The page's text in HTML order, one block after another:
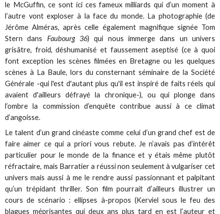
le McGuffin, ce sont ici ces fameux milliards qui d’un moment à
l’autre vont exploser à la face du monde. La photographie (de
Jérôme Alméras, après celle également magnifique signée Tom
Stern dans Faubourg 36) qui nous immerge dans un univers
grisâtre, froid, déshumanisé et faussement aseptisé (ce à quoi
font exception les scènes filmées en Bretagne ou les quelques
scènes à La Baule, lors du consternant séminaire de la Société
Générale -qui l'est d'autant plus qu'il est inspiré de faits réels qui
avaient d'ailleurs défrayé la chronique-), ou qui plonge dans
l’ombre la commission d’enquête contribue aussi à ce climat
d’angoisse.
Le talent d’un grand cinéaste comme celui d’un grand chef est de
faire aimer ce qui a priori vous rebute. Je n’avais pas d’intérêt
particulier pour le monde de la finance et y étais même plutôt
réfractaire, mais Barratier a réussi non seulement à vulgariser cet
univers mais aussi à me le rendre aussi passionnant et palpitant
qu’un trépidant thriller. Son film pourrait d’ailleurs illustrer un
cours de scénario : ellipses à-propos (Kerviel sous le feu des
blagues méprisantes qui deux ans plus tard en est l’auteur et